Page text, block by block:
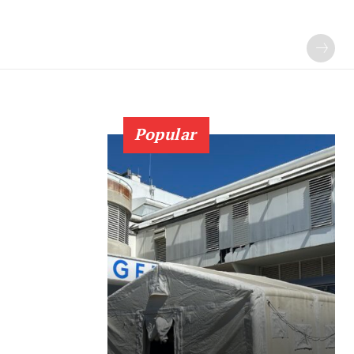
Popular